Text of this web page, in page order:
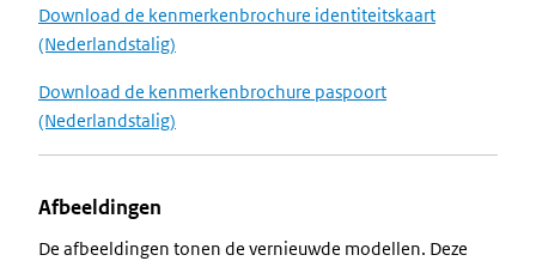
Download de kenmerkenbrochure identiteitskaart
(Nederlandstalig)
Download de kenmerkenbrochure paspoort
(Nederlandstalig)
Afbeeldingen
De afbeeldingen tonen de vernieuwde modellen. Deze